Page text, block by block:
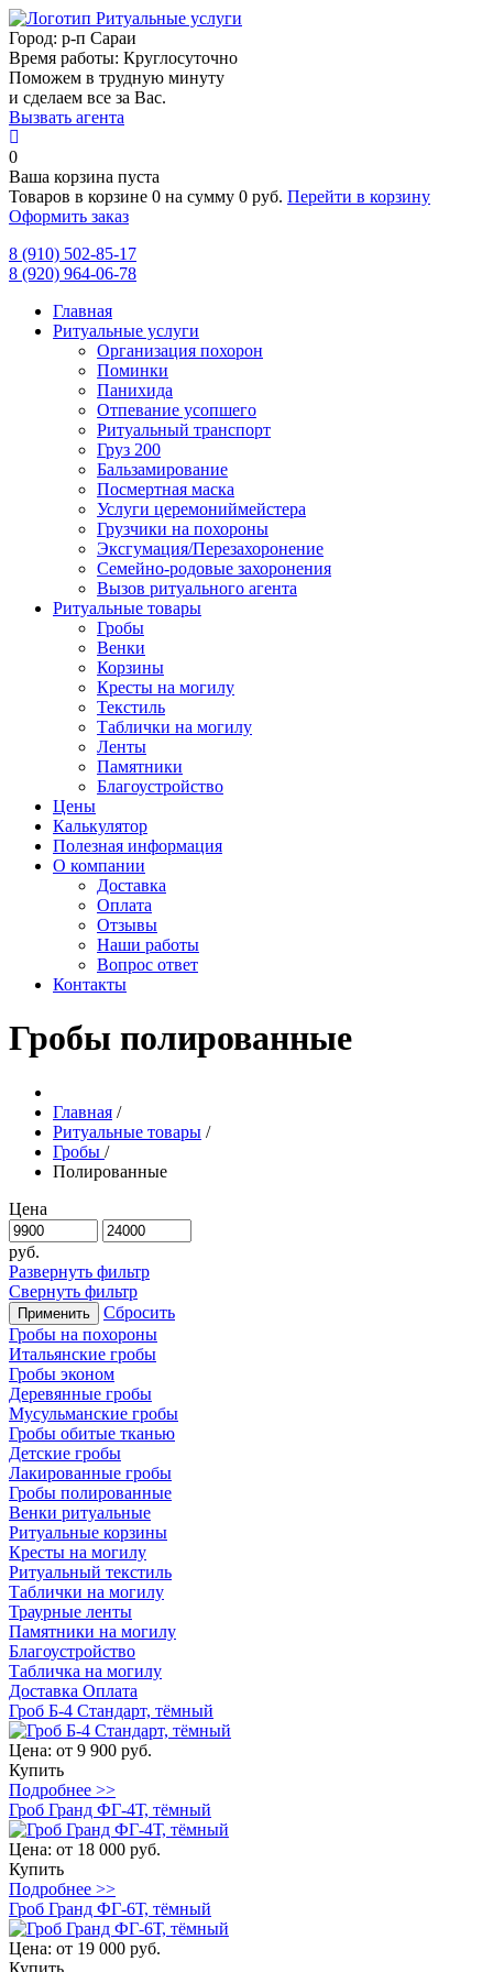
Город: р-п Сараи
Время работы: Круглосуточно
Поможем в трудную минуту
и сделаем все за Вас.
Вызвать агента
0
Ваша корзина пуста
Товаров в корзине 0 на сумму 0 руб. Перейти в корзину
Оформить заказ
8 (910) 502-85-17
8 (920) 964-06-78
Главная
Ритуальные услуги
Организация похорон
Поминки
Панихида
Отпевание усопшего
Ритуальный транспорт
Груз 200
Бальзамирование
Посмертная маска
Услуги церемониймейстера
Грузчики на похороны
Эксгумация/Перезахоронение
Семейно-родовые захоронения
Вызов ритуального агента
Ритуальные товары
Гробы
Венки
Корзины
Кресты на могилу
Текстиль
Таблички на могилу
Ленты
Памятники
Благоустройство
Цены
Калькулятор
Полезная информация
О компании
Доставка
Оплата
Отзывы
Наши работы
Вопрос ответ
Контакты
Гробы полированные
Главная /
Ритуальные товары /
Гробы /
Полированные
Цена
руб.
Развернуть фильтр
Свернуть фильтр
Применить
Сбросить
Гробы на похороны
Итальянские гробы
Гробы эконом
Деревянные гробы
Мусульманские гробы
Гробы обитые тканью
Детские гробы
Лакированные гробы
Гробы полированные
Венки ритуальные
Ритуальные корзины
Кресты на могилу
Ритуальный текстиль
Таблички на могилу
Траурные ленты
Памятники на могилу
Благоустройство
Табличка на могилу
Доставка Оплата
Гроб Б-4 Стандарт, тёмный
Цена: от 9 900 руб.
Купить
Подробнее >>
Гроб Гранд ФГ-4Т, тёмный
Цена: от 18 000 руб.
Купить
Подробнее >>
Гроб Гранд ФГ-6Т, тёмный
Цена: от 19 000 руб.
Купить